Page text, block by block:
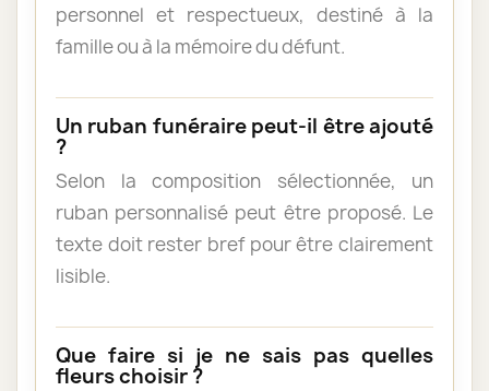
personnel et respectueux, destiné à la
famille ou à la mémoire du défunt.
Un ruban funéraire peut-il être ajouté
?
Selon la composition sélectionnée, un
ruban personnalisé peut être proposé. Le
texte doit rester bref pour être clairement
lisible.
Que faire si je ne sais pas quelles
fleurs choisir ?